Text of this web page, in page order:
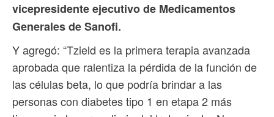
vicepresidente ejecutivo de Medicamentos
Generales de Sanofi.
Y agregó: “Tzield es la primera terapia avanzada
aprobada que ralentiza la pérdida de la función de
las células beta, lo que podría brindar a las
personas con diabetes tipo 1 en etapa 2 más